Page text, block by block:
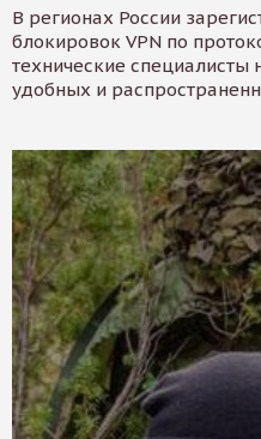
В регионах России
блокировок VPN по
технические
удобных и